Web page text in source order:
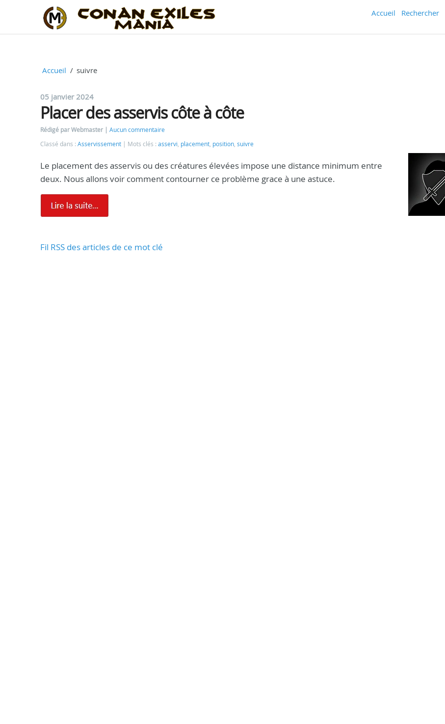
Accueil Rechercher
Accueil suivre
05 janvier 2024
Placer des asservis côte à côte
Rédigé par Webmaster
Aucun commentaire
Classé dans : Asservissement Mots clés : asservi, placement, position, suivre
Le placement des asservis ou des créatures élevées impose une distance minimum entre
deux. Nous allons voir comment contourner ce problème grace à une astuce.
Fil RSS des articles de ce mot clé